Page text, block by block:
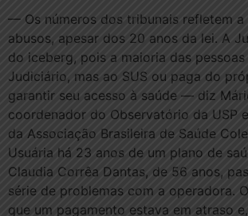
— Os números dos tribunais refletem a
abusos, apesar dos 20 anos da lei. A
do iceberg, pois a maioria das
Judiciário, mas ao SUS ou paga do
garantir seu acesso à saúde — diz
coordenador do Observatório da USP
da Associação Brasileira de Saúde
Usuária há 23 anos de um plano de
Claudia Corrêa Dantas, de 56 anos,
série de problemas com a operadora.
que um pagamento estava em atraso